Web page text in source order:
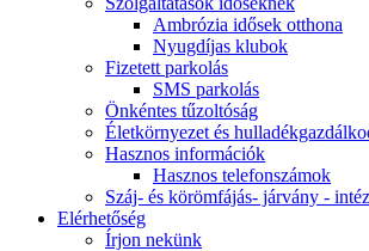
Ambrózia idősek otthona
Nyugdíjas klubok
Fizetett parkolás
SMS parkolás
Önkéntes tűzoltóság
Életkörnyezet és
Hasznos információk
Hasznos telefonszámok
Száj- és körömfájás- járvány -
Elérhetőség
Írjon nekünk